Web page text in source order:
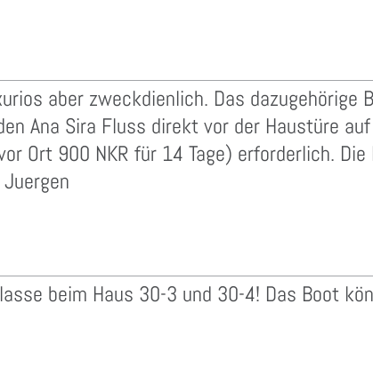
aber zweckdienlich. Das dazugehörige
Ana Sira Fluss direkt vor der Haustüre
Ort 900 NKR für 14 Tage) erforderlich.
beim Haus 30-3 und 30-4! Das Boot